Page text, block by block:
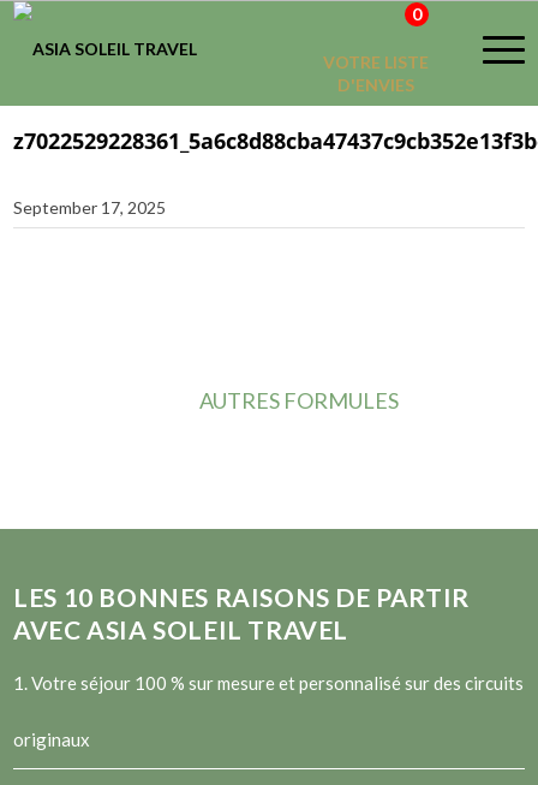
VOTRE LISTE
D'ENVIES
0
September 17, 2025
AUTRES FORMULES
LES 10 BONNES RAISONS DE PARTIR
AVEC ASIA SOLEIL TRAVEL
1. Votre séjour 100 % sur mesure et personnalisé sur des circuits
originaux